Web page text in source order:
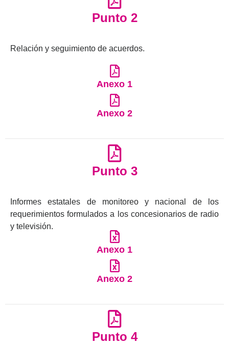
Punto 2
Relación y seguimiento de acuerdos.
Anexo 1
Anexo 2
Punto 3
Informes estatales de monitoreo y nacional de los
requerimientos formulados a los concesionarios de radio
y televisión.
Anexo 1
Anexo 2
Punto 4